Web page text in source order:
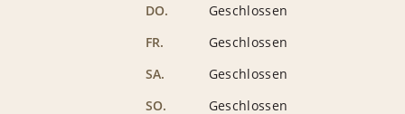
DO.
Geschlossen
FR.
Geschlossen
SA.
Geschlossen
SO.
Geschlossen